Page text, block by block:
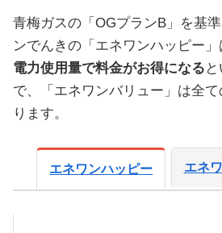
青梅ガスの「OGプランB」を基
ンでんきの「エネワンハッピー」
電力使用量で料金がお得になる
で、「エネワンバリュー」は全
ります。
エネワンハッピー エネ